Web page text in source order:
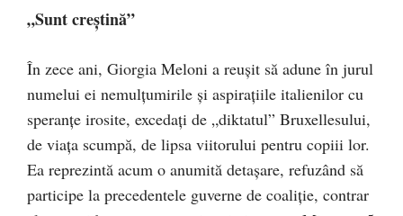
„Sunt creştină”
În zece ani, Giorgia Meloni a reuşit să adune în jurul
numelui ei nemulţumirile şi aspiraţiile italienilor cu
speranţe irosite, excedaţi de „diktatul” Bruxellesului,
de viaţa scumpă, de lipsa viitorului pentru copiii lor.
Ea reprezintă acum o anumită detașare, refuzând să
participe la precedentele guverne de coaliţie, contrar